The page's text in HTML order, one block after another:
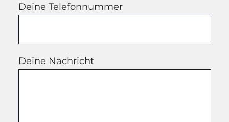
Deine Telefonnummer
Deine Nachricht